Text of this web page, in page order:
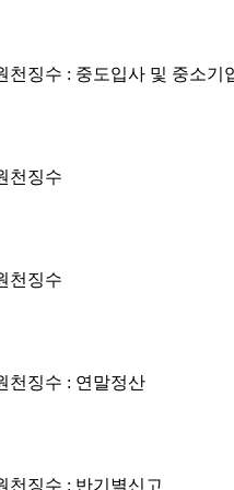
천징수 : 중도입사 및 중소기
천징수
천징수
천징수 : 연말정산
천징수 : 반기별신고